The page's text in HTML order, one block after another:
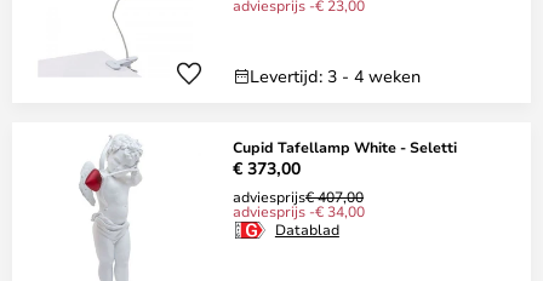
adviesprijs -€ 23,00
Levertijd: 3 - 4 weken
Cupid Tafellamp White - Seletti
€ 373,00
adviesprijs€ 407,00
adviesprijs -€ 34,00
Datablad